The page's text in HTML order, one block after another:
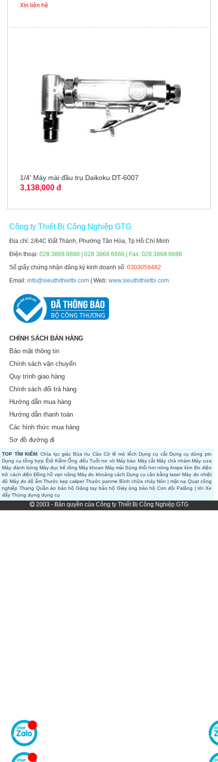
Xin liên hệ
1/4' Máy mài đầu trụ Daikoku DT-6007
3,138,000 đ
Công ty Thiết Bị Công Nghiệp GTG
Địa chỉ: 2/64C Đất Thánh, Phường Tân Hòa, Tp Hồ Chí Minh
Điện thoại:028 3868 8888 | 028 3868 6666 | Fax: 028 3868 6688
Số giấy chứng nhận đăng ký kinh doanh số:0303059482
Email:info@sieuthithietbi.com | Web:www.sieuthithietbi.com
CHÍNH SÁCH BÁN HÀNG
Bảo mật thông tin
Chính sách vận chuyển
Quy trình giao hàng
Chính sách đổi trả hàng
Hướng dẫn mua hàng
Hướng dẫn thanh toán
Các hình thức mua hàng
Sơ đồ đường đi
TOP TÌM KIẾM:Chìa lục giác Búa rìu Cảo Cờ lê mỏ lếch Dụng cụ cắt Dụng cụ dùng pin
Dụng cụ tổng hợp Êtô Kiềm Ống đếu Tuốt nơ vít Máy bào Máy cắt Máy chà nhám Máy cưa
Máy đánh bóng Máy đục bê tông Máy khoan Máy mài Súng thổi hơi nóng Ampe kìm Đo điện
trở cách điện Đồng hồ vạn năng Máy đo khoảng cách Dụng cụ cân bằng laser Máy đo nhiệt
độ Máy đo độ ẩm Thước kẹp caliper Thước panme Bình chữa cháy Nón | mặt nạ Quạt công
nghiệp Thang Quần áo bảo hộ Găng tay bảo hộ Giày ủng bảo hộ Con đội Palăng | tời Xe
đẩy Thùng đựng dụng cụ
2003 - Bản quyền của Công ty Thiết Bị Công Nghiệp GTG